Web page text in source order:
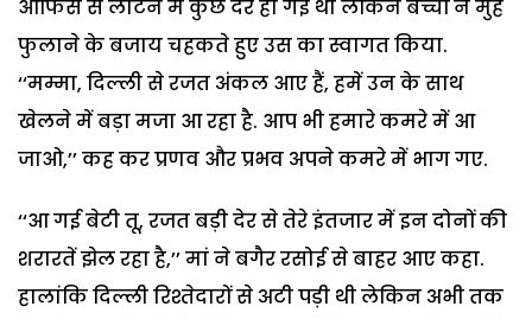
आफिस से लौटने में कुछ देर हो गई थी लेकिन बच्चों ने मुंह
फुलाने के बजाय चहकते हुए उस का स्वागत किया.
‘‘मम्मा, दिल्ली से रजत अंकल आए हैं, हमें उन के साथ
खेलने में बड़ा मजा आ रहा है. आप भी हमारे कमरे में आ
जाओ,’’ कह कर प्रणव और प्रभव अपने कमरे में भाग गए.
‘‘आ गई बेटी तू, रजत बड़ी देर से तेरे इंतजार में इन दोनों की
शरारतें झेल रहा है,’’ मां ने बगैर रसोई से बाहर आए कहा.
हालांकि दिल्ली रिश्तेदारों से अटी पड़ी थी लेकिन अभी तक